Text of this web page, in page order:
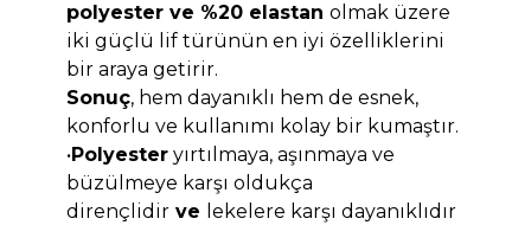
polyester ve %20 elastan olmak üzere
iki güçlü lif türünün en iyi özelliklerini
bir araya getirir.
Sonuç, hem dayanıklı hem de esnek,
konforlu ve kullanımı kolay bir kumaştır.
•Polyester yırtılmaya, aşınmaya ve
büzülmeye karşı oldukça
dirençlidir ve lekelere karşı dayanıklıdır